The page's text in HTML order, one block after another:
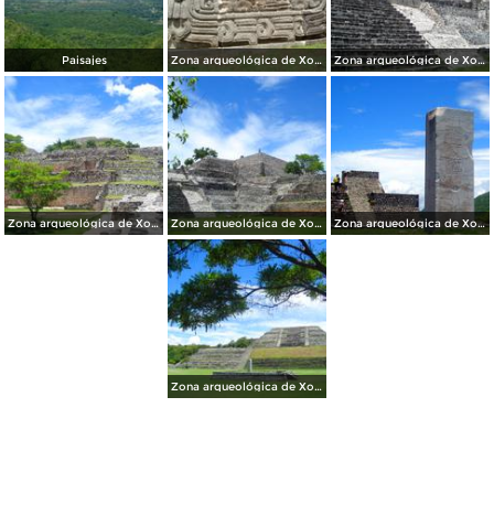
Paisajes Zona arqueológica de Xochicalco Zona arqueológica de Xochicalco
Zona arqueológica de Xochicalco Zona arqueológica de Xochicalco Zona arqueológica de Xochicalco
Zona arqueológica de Xochicalco